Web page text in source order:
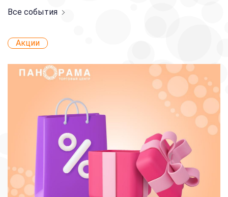
Все события
Акции